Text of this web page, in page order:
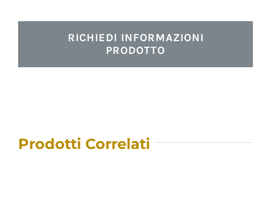
RICHIEDI INFORMAZIONI
PRODOTTO
Prodotti Correlati